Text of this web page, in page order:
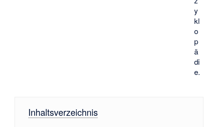
y
kl
o
p
ä
di
e.
Inhaltsverzeichnis